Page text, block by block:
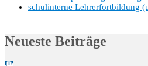
schulinterne Lehrerfortbildung
Neueste Beiträge